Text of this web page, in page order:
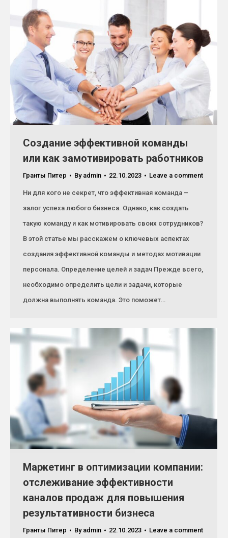
Создание эффективной команды
или как замотивировать работников
Гранты Питер By admin 22.10.2023 Leave a comment
Ни для кого не секрет, что эффективная команда –
залог успеха любого бизнеса. Однако, как создать
такую команду и как мотивировать своих сотрудников?
В этой статье мы расскажем о ключевых аспектах
создания эффективной команды и методах мотивации
персонала. Определение целей и задач Прежде всего,
необходимо определить цели и задачи, которые
должна выполнять команда. Это поможет…
Маркетинг в оптимизации компании:
отслеживание эффективности
каналов продаж для повышения
результативности бизнеса
Гранты Питер By admin 22.10.2023 Leave a comment